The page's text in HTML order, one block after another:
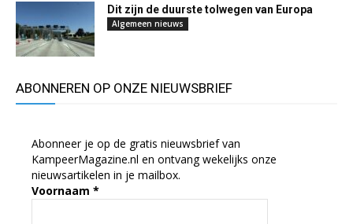
Dit zijn de duurste tolwegen van Europa
Algemeen nieuws
ABONNEREN OP ONZE NIEUWSBRIEF
Abonneer je op de gratis nieuwsbrief van
KampeerMagazine.nl en ontvang wekelijks onze
nieuwsartikelen in je mailbox.
Voornaam *